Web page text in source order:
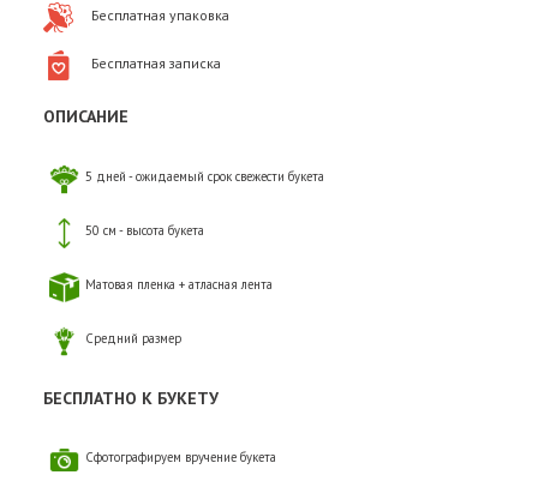
Бесплатная упаковка
Бесплатная записка
ОПИСАНИЕ
5 дней - ожидаемый срок свежести букета
50 см - высота букета
Матовая пленка + атласная лента
Средний размер
БЕСПЛАТНО К БУКЕТУ
Сфотографируем вручение букета